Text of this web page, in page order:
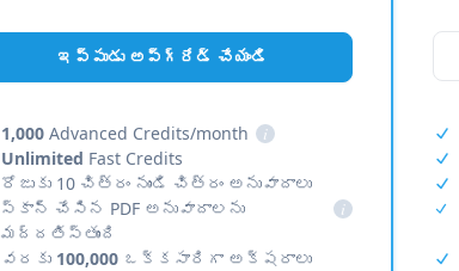
ఇప్పుడు అప్‌గ్రేడ్ చేయండి
1,000 Advanced Credits/month
i
Unlimited Fast Credits
రోజుకు 10 చిత్రం నుండి చిత్రం అనువాదాలు
స్కాన్ చేసిన PDF అనువాదాలను
మద్దతిస్తుంది
i
వరకు 100,000 ఒక్కసారిగా అక్షరాలు